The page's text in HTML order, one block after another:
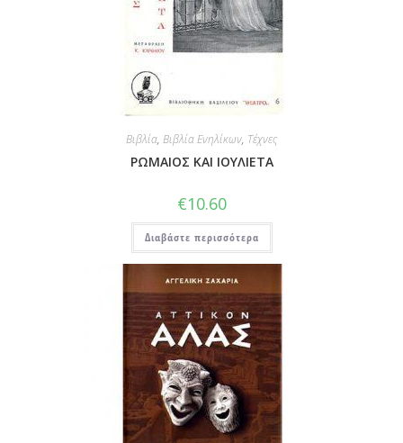
Βιβλία, Βιβλία Ενηλίκων, Τέχνες
ΡΩΜΑΙΟΣ ΚΑΙ ΙΟΥΛΙΕΤΑ
€10.60
Διαβάστε περισσότερα